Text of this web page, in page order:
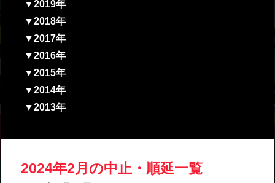
▼2019年
▼2018年
▼2017年
▼2016年
▼2015年
▼2014年
▼2013年
2024年2月の中止・順延一覧